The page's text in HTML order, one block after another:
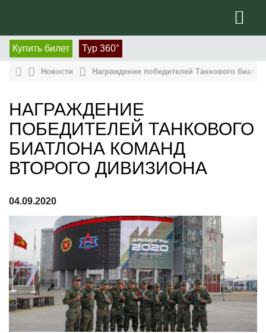
Купить билет Тур 360°
Новости Награждение победителей Танкового
НАГРАЖДЕНИЕ
ПОБЕДИТЕЛЕЙ ТАНКОВОГО
БИАТЛОНА КОМАНД
ВТОРОГО ДИВИЗИОНА
04.09.2020